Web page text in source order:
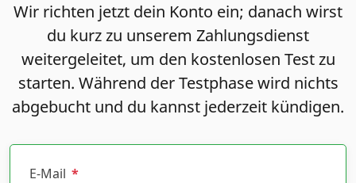
Wir richten jetzt dein Konto ein; danach wirst
du kurz zu unserem Zahlungsdienst
weitergeleitet, um den kostenlosen Test zu
starten. Während der Testphase wird nichts
abgebucht und du kannst jederzeit kündigen.
E-Mail *